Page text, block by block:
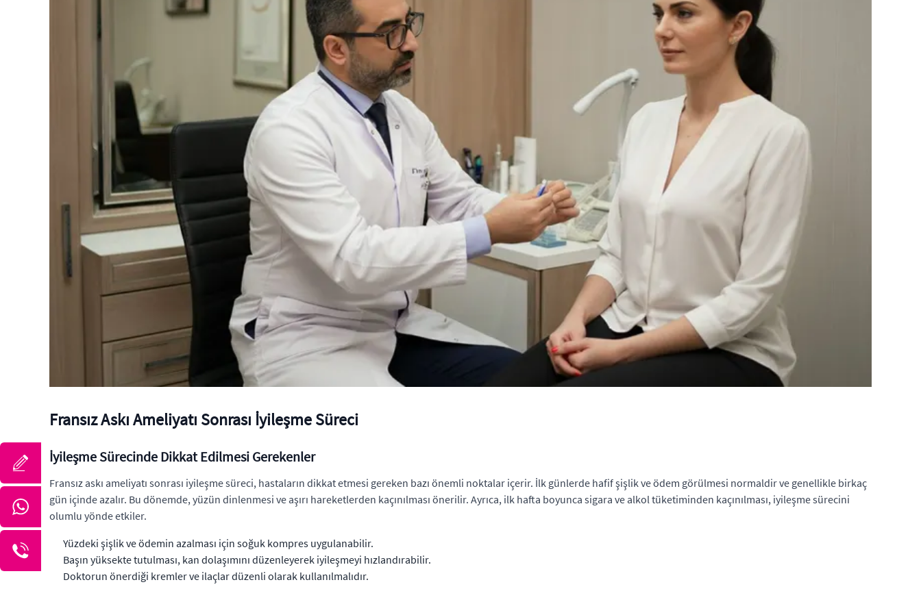
Fransız Askı Ameliyatı Sonrası İyileşme Süreci
İyileşme Sürecinde Dikkat Edilmesi Gerekenler
Fransız askı ameliyatı sonrası iyileşme süreci, hastaların dikkat etmesi gereken bazı önemli noktalar içerir. İlk günlerde hafif şişlik ve ödem görülmesi normaldir ve genellikle birkaç
gün içinde azalır. Bu dönemde, yüzün dinlenmesi ve aşırı hareketlerden kaçınılması önerilir. Ayrıca, ilk hafta boyunca sigara ve alkol tüketiminden kaçınılması, iyileşme sürecini
olumlu yönde etkiler.
Yüzdeki şişlik ve ödemin azalması için soğuk kompres uygulanabilir.
Başın yüksekte tutulması, kan dolaşımını düzenleyerek iyileşmeyi hızlandırabilir.
Doktorun önerdiği kremler ve ilaçlar düzenli olarak kullanılmalıdır.